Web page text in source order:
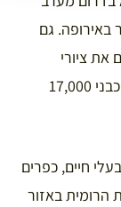
באירופה. גם
ציורי
המערות המרשימים שנמצאו שם, שמוערכים כבני 17,000
חיים, כפרים
הרומית באזור